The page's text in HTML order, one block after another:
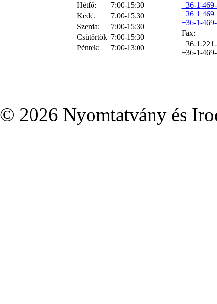
Hétfő:
7:00-15:30
Kedd:
7:00-15:30
Szerda:
7:00-15:30
Csütörtök: 7:00-15:30
Péntek:
7:00-13:00
+36-1-
+36-1-
+36-1-
Fax:
+36-1-
+36-1-
© 2026 Nyomtatvány és